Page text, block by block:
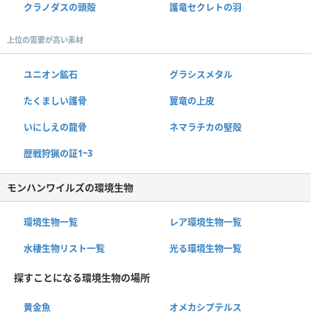
クラノダスの頭殻 護竜セクレトの羽
上位の需要が高い素材
ユニオン鉱石 グラシスメタル
たくましい護骨 翼竜の上皮
いにしえの龍骨 ネマラチカの堅殻
歴戦狩猟の証1~3
モンハンワイルズの環境生物
環境生物一覧 レア環境生物一覧
水棲生物リスト一覧 光る環境生物一覧
探すことになる環境生物の場所
黄金魚 オメカシプテルス